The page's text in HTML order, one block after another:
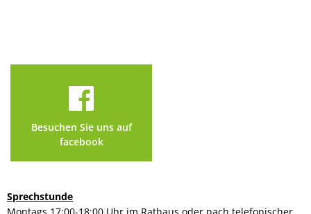
Besuchen Sie uns auf
facebook
Sprechstunde